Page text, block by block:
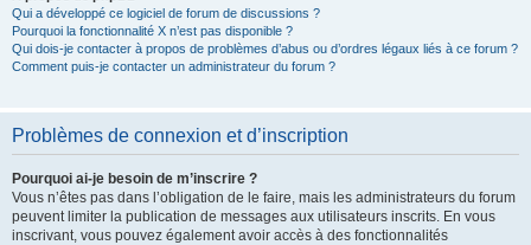
Qui a développé ce logiciel de forum de discussions ?
Pourquoi la fonctionnalité X n’est pas disponible ?
Qui dois-je contacter à propos de problèmes d’abus ou d’ordres légaux liés à ce forum ?
Comment puis-je contacter un administrateur du forum ?
Problèmes de connexion et d’inscription
Pourquoi ai-je besoin de m’inscrire ?
Vous n’êtes pas dans l’obligation de le faire, mais les administrateurs du forum
peuvent limiter la publication de messages aux utilisateurs inscrits. En vous
inscrivant, vous pouvez également avoir accès à des fonctionnalités